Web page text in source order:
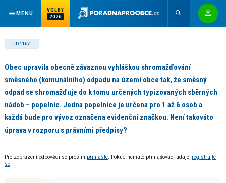
MENU
VOLBY
2026
ID 1167
Obec upravila obecně závaznou vyhláškou shromažďování
směsného (komunálního) odpadu na území obce tak, že směsný
odpad se shromažďuje do k tomu určených typizovaných sběrných
nádob – popelnic. Jedna popelnice je určena pro 1 až 6 osob a
každá bude pro vývoz označena evidenční značkou. Není takováto
úprava v rozporu s právními předpisy?
Pro zobrazení odpovědi se prosím přihlaste. Pokud nemáte přihlašovací údaje, registrujte
se.